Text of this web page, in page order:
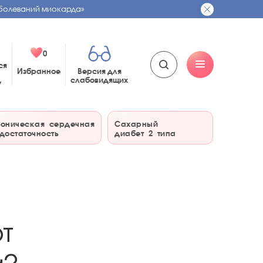
миокарда»
0
Избранное
Версия для
слабовидящих
сердечная
Сахарный
диабет 2 типа